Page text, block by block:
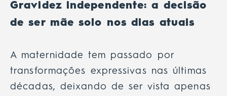
Gravidez independente: a decisão
de ser mãe solo nos dias atuais
A maternidade tem passado por
transformações expressivas nas últimas
décadas, deixando de ser vista apenas